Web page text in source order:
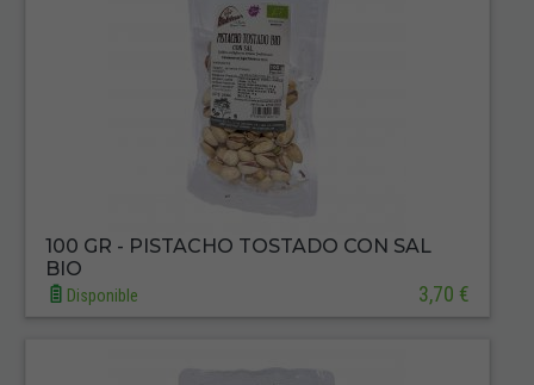
100 GR - PISTACHO TOSTADO CON SAL
BIO
Disponible 3,70 €